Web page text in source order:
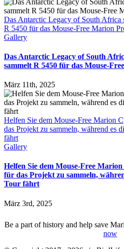
Das Antarctic Legacy of South Africa
R 5450 für das Mouse-Free Marion
Gallery
Das Antarctic Legacy of South
sammelt R 5450 für das Mouse-
März 11th, 2025
Helfen Sie dem Mouse-Free Marion
das Projekt zu sammeln, während es
fährt
Gallery
Helfen Sie dem Mouse-Free
für das Projekt zu sammeln,
Tour fährt
März 3rd, 2025
Be a part of history and help save
now